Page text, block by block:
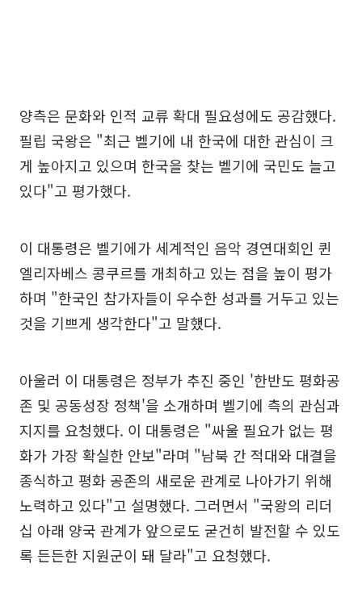
양측은 문화와 인적 교류 확대 필요성에도 공감했다.
필립 국왕은 "최근 벨기에 내 한국에 대한 관심이 크
게 높아지고 있으며 한국을 찾는 벨기에 국민도 늘고
있다"고 평가했다.
이 대통령은 벨기에가 세계적인 음악 경연대회인 퀸
엘리자베스 콩쿠르를 개최하고 있는 점을 높이 평가
하며 "한국인 참가자들이 우수한 성과를 거두고 있는
것을 기쁘게 생각한다"고 말했다.
아울러 이 대통령은 정부가 추진 중인 '한반도 평화공
존 및 공동성장 정책'을 소개하며 벨기에 측의 관심과
지지를 요청했다. 이 대통령은 "싸울 필요가 없는 평
화가 가장 확실한 안보"라며 "남북 간 적대와 대결을
종식하고 평화 공존의 새로운 관계로 나아가기 위해
노력하고 있다"고 설명했다. 그러면서 "국왕의 리더
십 아래 양국 관계가 앞으로도 굳건히 발전할 수 있도
록 든든한 지원군이 돼 달라"고 요청했다.